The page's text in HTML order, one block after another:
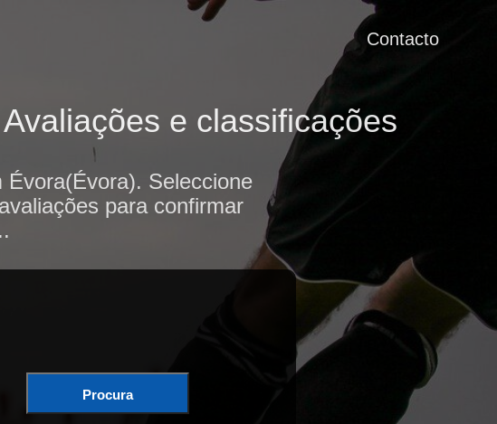
Contacto
e classificações
Seleccione
para confirmar
Procura